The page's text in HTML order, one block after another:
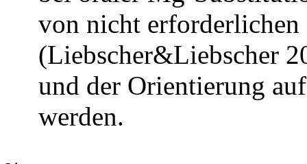
von nicht
(Liebscher&Liebscher
und der Orientierung
werden.